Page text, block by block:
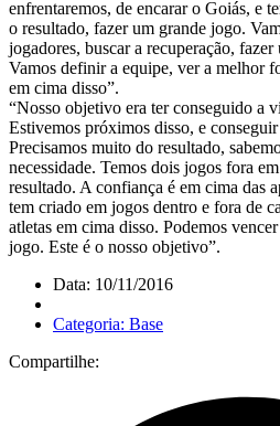
enfrentaremos, de encarar o Goiás, e
o resultado, fazer um grande jogo.
jogadores, buscar a recuperação,
Vamos definir a equipe, ver a melhor
em cima disso”.
“Nosso objetivo era ter conseguido a
Estivemos próximos disso, e
Precisamos muito do resultado,
necessidade. Temos dois jogos fora
resultado. A confiança é em cima das
tem criado em jogos dentro e fora de
atletas em cima disso. Podemos
jogo. Este é o nosso objetivo”.
Data: 10/11/2016
Categoria: Base
Compartilhe: